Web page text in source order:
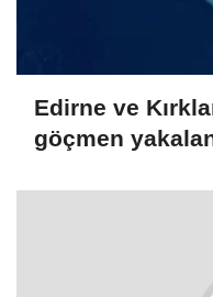
Edirne ve
göçmen